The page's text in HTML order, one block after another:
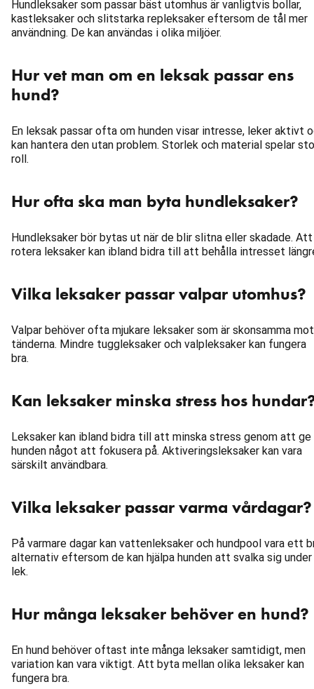
Hundleksaker som passar bäst utomhus är vanligtvis bollar,
kastleksaker och slitstarka repleksaker eftersom de tål mer
användning. De kan användas i olika miljöer.
Hur vet man om en leksak passar ens
hund?
En leksak passar ofta om hunden visar intresse, leker aktivt
kan hantera den utan problem. Storlek och material spelar
roll.
Hur ofta ska man byta hundleksaker?
Hundleksaker bör bytas ut när de blir slitna eller skadade. Att
rotera leksaker kan ibland bidra till att behålla intresset
Vilka leksaker passar valpar utomhus?
Valpar behöver ofta mjukare leksaker som är skonsamma mot
tänderna. Mindre tuggleksaker och valpleksaker kan fungera
bra.
Kan leksaker minska stress hos
Leksaker kan ibland bidra till att minska stress genom att ge
hunden något att fokusera på. Aktiveringsleksaker kan vara
särskilt användbara.
Vilka leksaker passar varma vårdagar?
På varmare dagar kan vattenleksaker och hundpool vara ett
alternativ eftersom de kan hjälpa hunden att svalka sig under
lek.
Hur många leksaker behöver en hund?
En hund behöver oftast inte många leksaker samtidigt, men
variation kan vara viktigt. Att byta mellan olika leksaker kan
fungera bra.